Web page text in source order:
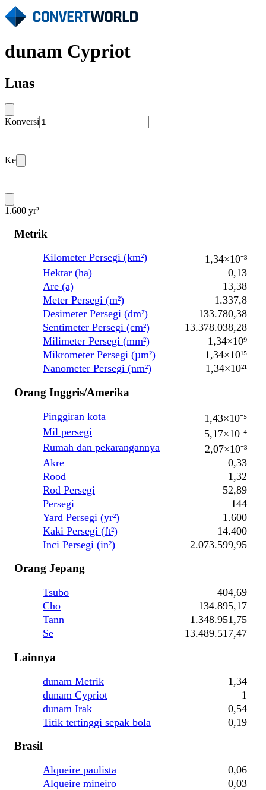
dunam Cypriot
Luas
Konversi
Ke
1.600 yr²
Metrik
Kilometer Persegi (km²)
1,34×10⁻³
Hektar (ha)
0,13
Are (a)
13,38
Meter Persegi (m²)
1.337,8
Desimeter Persegi (dm²)
133.780,38
Sentimeter Persegi (cm²)
13.378.038,28
Milimeter Persegi (mm²)
1,34×10⁹
Mikrometer Persegi (µm²)
1,34×10¹⁵
Nanometer Persegi (nm²)
1,34×10²¹
Orang Inggris/Amerika
Pinggiran kota
1,43×10⁻⁵
Mil persegi
5,17×10⁻⁴
Rumah dan pekarangannya
2,07×10⁻³
Akre
0,33
Rood
1,32
Rod Persegi
52,89
Persegi
144
Yard Persegi (yr²)
1.600
Kaki Persegi (ft²)
14.400
Inci Persegi (in²)
2.073.599,95
Orang Jepang
Tsubo
404,69
Cho
134.895,17
Tann
1.348.951,75
Se
13.489.517,47
Lainnya
dunam Metrik
1,34
dunam Cypriot
1
dunam Irak
0,54
Titik tertinggi sepak bola
0,19
Brasil
Alqueire paulista
0,06
Alqueire mineiro
0,03